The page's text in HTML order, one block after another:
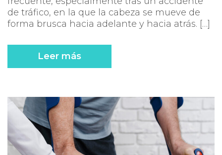
de tráfico, en la que la cabeza se mueve de
forma brusca hacia adelante y hacia atrás. […]
Leer más